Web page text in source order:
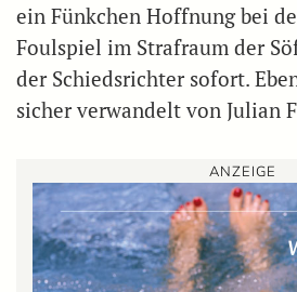
ein Fünkchen Hoffnung bei
Foulspiel im Strafraum der
der Schiedsrichter sofort.
sicher verwandelt von Julian
ANZEIGE